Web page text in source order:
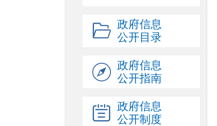
政府信息
公开目录
政府信息
公开指南
政府信息
公开制度